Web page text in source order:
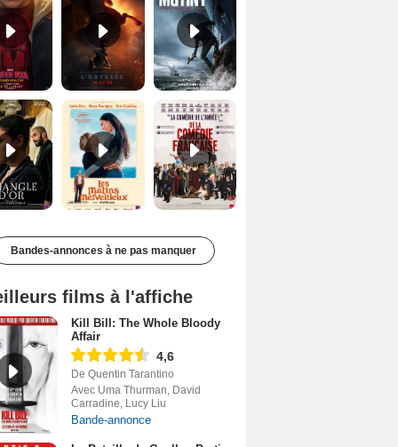
Les Matins merveilleux Bande-annonce VF De la Comédie-Française Teaser VF
Bandes-annonces à ne pas manquer
films à l'affiche
Kill Bill: The Whole Bloody
Affair
4,6
De Quentin Tarantino
Avec Uma Thurman, David
Carradine, Lucy Liu
Bande-annonce